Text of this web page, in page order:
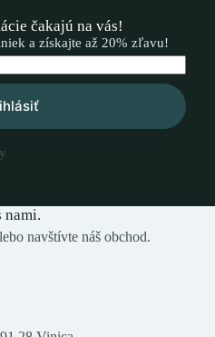
čakajú na vás!
a získajte až 20% zľavu!
nami.
navštívte náš obchod.